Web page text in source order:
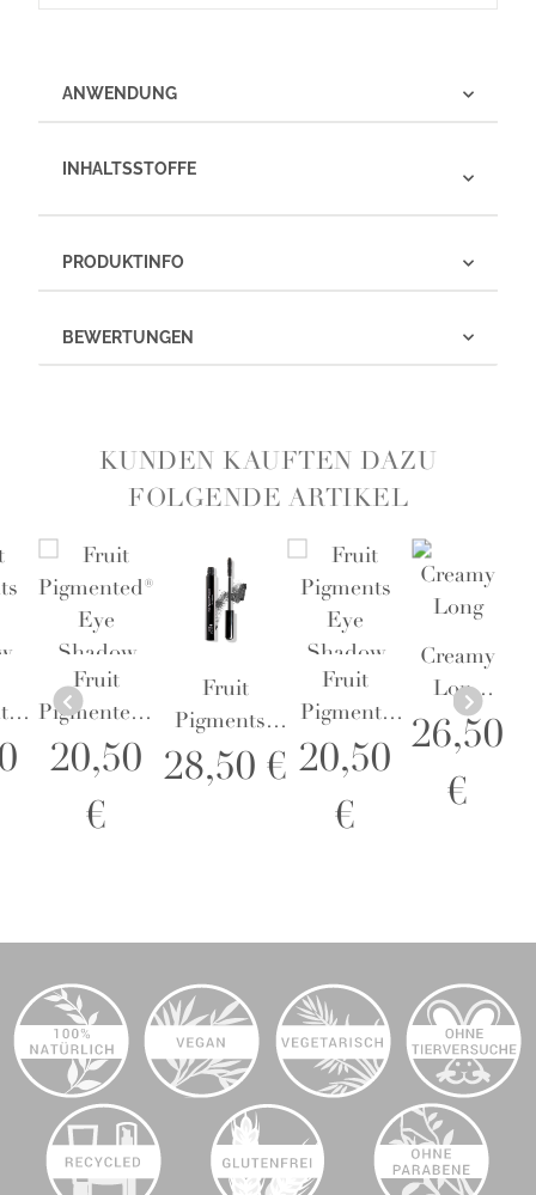
ANWENDUNG
INHALTSSTOFFE
PRODUKTINFO
BEWERTUNGEN
KUNDEN KAUFTEN DAZU
FOLGENDE ARTIKEL
Fruit
Pigmented®
Eye
Shadow
Star Bright
20,50
€
Fruit
Pigments®
Ultra
Lengthening
28,50 €
Fruit
Pigments
Eye
Shadow
Vanilla
20,50
€
Creamy
Long
Last
Eyeliner
Blackest
26,50
€